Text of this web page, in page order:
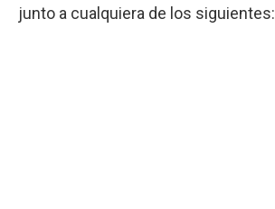
junto a cualquiera de los siguientes: